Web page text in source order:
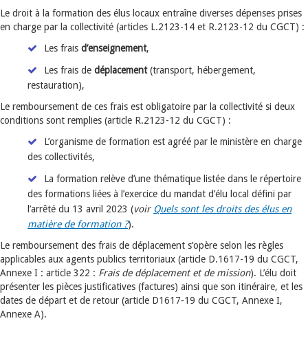
Le droit à la formation des élus locaux entraîne diverses dépenses prises
en charge par la collectivité (articles L.2123-14 et R.2123-12 du CGCT) :
Les frais d’enseignement,
Les frais de déplacement(transport, hébergement,
restauration),
Le remboursement de ces frais est obligatoire par la collectivité si deux
conditions sont remplies (article R.2123-12 du CGCT) :
L’organisme de formation est agréé par le ministère en charge
des collectivités,
La formation relève d’une thématique listée dans le répertoire
des formations liées à l’exercice du mandat d’élu local défini par
l’arrêté du 13 avril 2023 (voir Quels sont les droits des élus en
matière de formation ?).
Le remboursement des frais de déplacement s’opère selon les règles
applicables aux agents publics territoriaux (article D.1617-19 du CGCT,
Annexe I : article 322 : Frais de déplacement et de mission). L’élu doit
présenter les pièces justificatives (factures) ainsi que son itinéraire, et les
dates de départ et de retour (article D1617-19 du CGCT, Annexe I,
Annexe A).